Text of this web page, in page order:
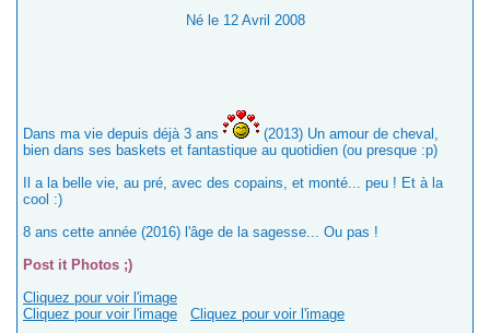
Né le 12 Avril 2008
Dans ma vie depuis déjà 3 ans
(2013) Un amour de cheval,
bien dans ses baskets et fantastique au quotidien (ou presque :p)
Il a la belle vie, au pré, avec des copains, et monté... peu ! Et à la
cool :)
8 ans cette année (2016) l'âge de la sagesse... Ou pas !
Post it Photos ;)
Cliquez pour voir l'image
Cliquez pour voir l'image
Cliquez pour voir l'image